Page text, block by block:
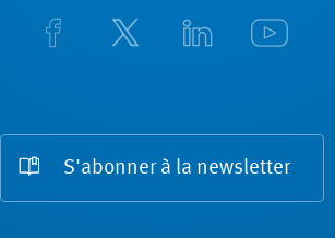
S'abonner à la newsletter